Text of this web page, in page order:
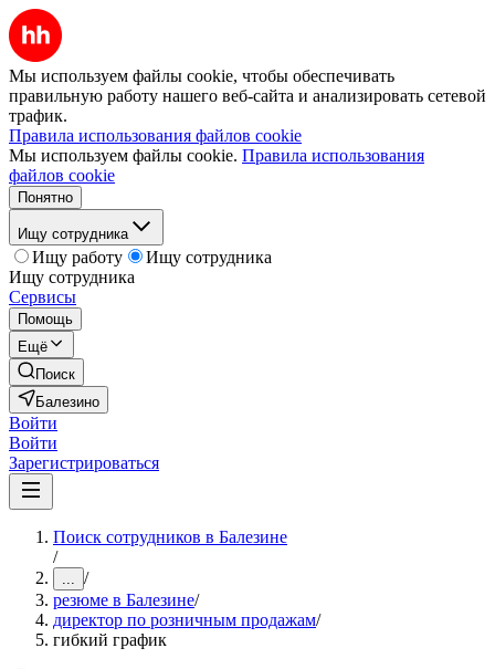
Мы используем файлы cookie, чтобы обеспечивать
правильную работу нашего веб-сайта и анализировать сетевой
трафик.
Правила использования файлов cookie
Мы используем файлы cookie. Правила использования
файлов cookie
Понятно
Ищу сотрудника
Ищу работу
Ищу сотрудника
Ищу сотрудника
Сервисы
Помощь
Ещё
Поиск
Балезино
Войти
Войти
Зарегистрироваться
Поиск сотрудников в Балезине
/
... /
резюме в Балезине/
директор по розничным продажам/
гибкий график